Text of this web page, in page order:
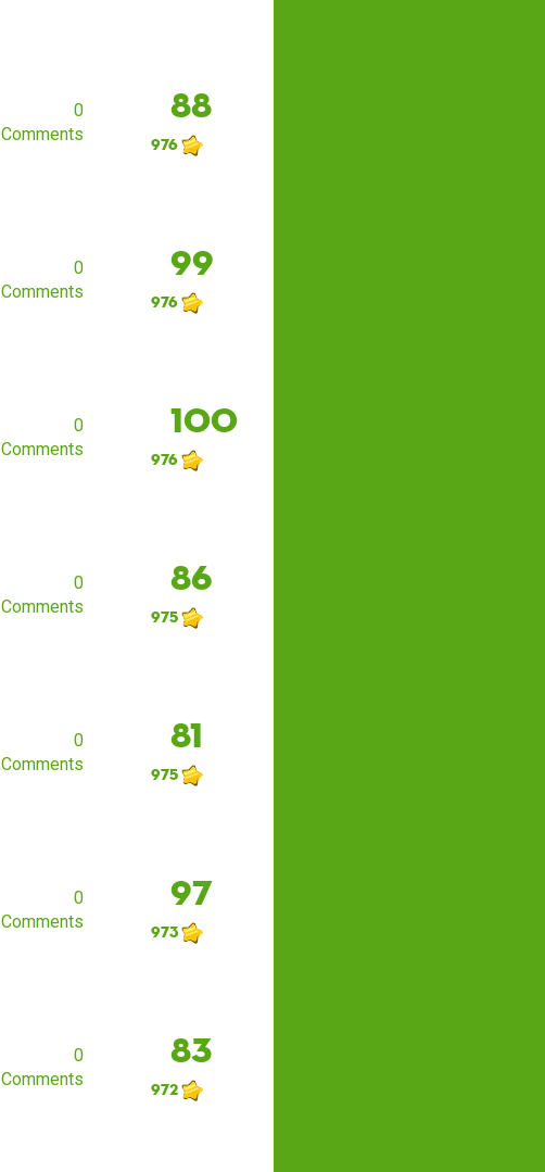
0
Comments
88
976
0
Comments
99
976
0
Comments
100
976
0
Comments
86
975
0
Comments
81
975
0
Comments
97
973
0
Comments
83
972